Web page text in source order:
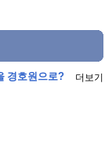
경호원으로? 더보기